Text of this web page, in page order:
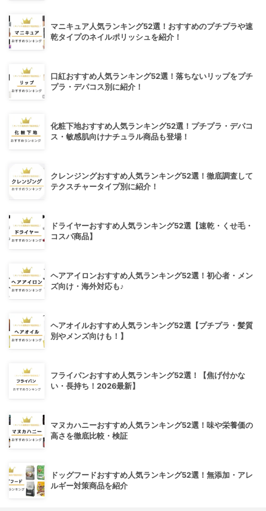
マニキュア人気ランキング52選！おすすめのプチプラや速
乾タイプのネイルポリッシュを紹介！
口紅おすすめ人気ランキング52選！落ちないリップをプチ
プラ・デパコス別に紹介！
化粧下地おすすめ人気ランキング52選！プチプラ・デパコ
ス・敏感肌向けナチュラル商品も登場！
クレンジングおすすめ人気ランキング52選！徹底調査して
テクスチャータイプ別に紹介！
ドライヤーおすすめ人気ランキング52選【速乾・くせ毛・
コスパ商品】
ヘアアイロンおすすめ人気ランキング52選！初心者・メン
ズ向け・海外対応も♪
ヘアオイルおすすめ人気ランキング52選【プチプラ・髪質
別やメンズ向けも！】
フライパンおすすめ人気ランキング52選！【焦げ付かな
い・長持ち！2026最新】
マヌカハニーおすすめ人気ランキング52選！味や栄養価の
高さを徹底比較・検証
ドッグフードおすすめ人気ランキング52選！無添加・アレ
ルギー対策商品を紹介